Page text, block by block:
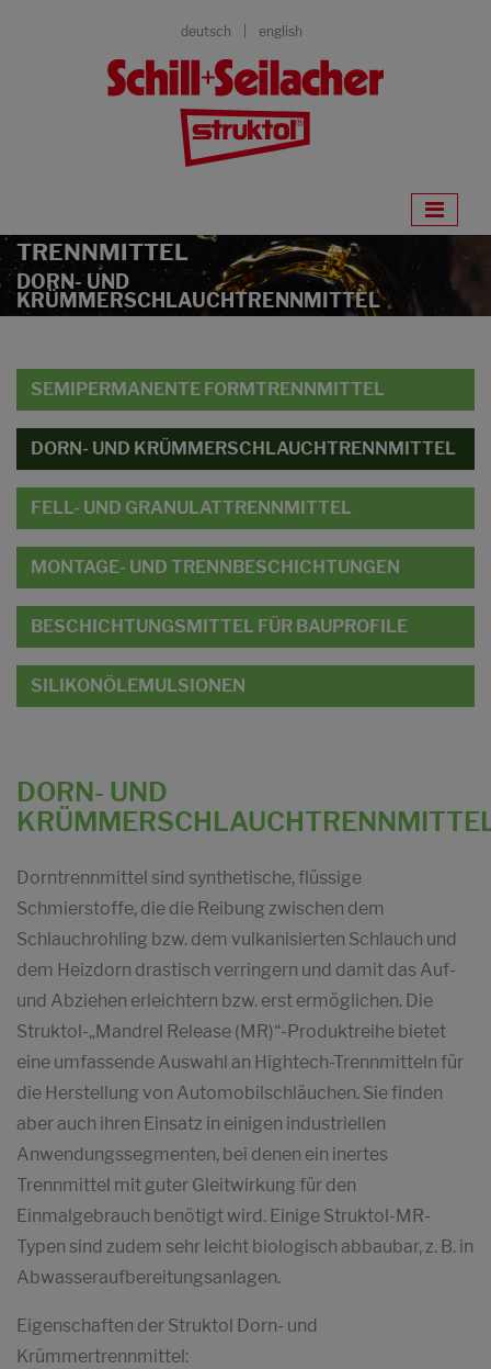
deutsch english
TRENNMITTEL
DORN- UND
KRÜMMERSCHLAUCHTRENNMITTEL
SEMIPERMANENTE FORMTRENNMITTEL
DORN- UND KRÜMMERSCHLAUCHTRENNMITTEL
FELL- UND GRANULATTRENNMITTEL
MONTAGE- UND TRENNBESCHICHTUNGEN
BESCHICHTUNGSMITTEL FÜR BAUPROFILE
SILIKONÖLEMULSIONEN
DORN- UND
Dorntrennmittel sind synthetische, flüssige
Schmierstoffe, die die Reibung zwischen dem
Schlauchrohling bzw. dem vulkanisierten Schlauch und
dem Heizdorn drastisch verringern und damit das Auf-
und Abziehen erleichtern bzw. erst ermöglichen. Die
Struktol-„Mandrel Release (MR)“-Produktreihe bietet
eine umfassende Auswahl an Hightech-Trennmitteln für
die Herstellung von Automobilschläuchen. Sie finden
aber auch ihren Einsatz in einigen industriellen
Anwendungssegmenten, bei denen ein inertes
Trennmittel mit guter Gleitwirkung für den
Einmalgebrauch benötigt wird. Einige Struktol-MR-
Typen sind zudem sehr leicht biologisch abbaubar, z. B. in
Abwasseraufbereitungsanlagen.
Eigenschaften der Struktol Dorn- und
Krümmertrennmittel: